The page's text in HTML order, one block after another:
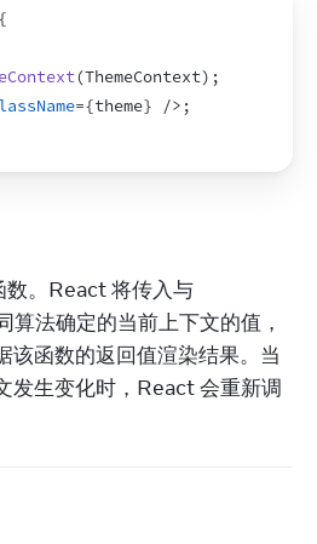
{
(ThemeContext) ;
={theme} /> ;
数。React 将传入与
算法确定的当前上下文的值，
该函数的返回值渲染结果。当
发生变化时，React 会重新调